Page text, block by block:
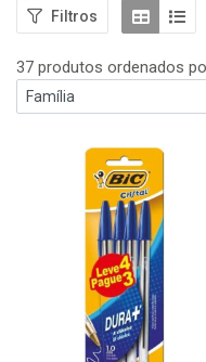
Filtros
37 produtos ordenados